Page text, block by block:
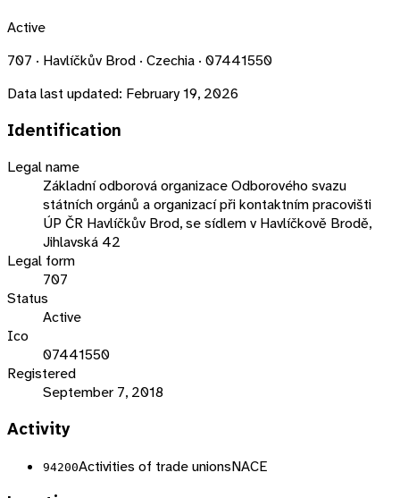
Active
707 · Havlíčkův Brod · Czechia · 07441550
Data last updated: February 19, 2026
Identification
Legal name
Základní odborová organizace Odborového svazu
státních orgánů a organizací při kontaktním pracovišti
ÚP ČR Havlíčkův Brod, se sídlem v Havlíčkově Brodě,
Jihlavská 42
Legal form
707
Status
Active
Ico
07441550
Registered
September 7, 2018
Activity
94200Activities of trade unionsNACE